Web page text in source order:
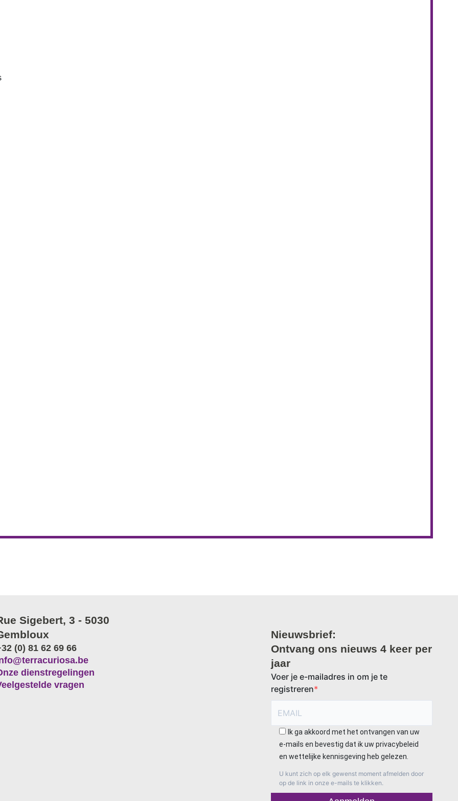
Sigebert, 3 - 5030
(0) 81 62 69 66
dienstregelingen
vragen
Nieuwsbrief:
Ontvang ons nieuws 4 keer per
jaar
Voer je e-mailadres in om je te
registreren
Ik ga akkoord met het ontvangen van uw
e-mails en bevestig dat ik uw privacybeleid
en wettelijke kennisgeving heb gelezen.
U kunt zich op elk gewenst moment afmelden door
op de link in onze e-mails te klikken.